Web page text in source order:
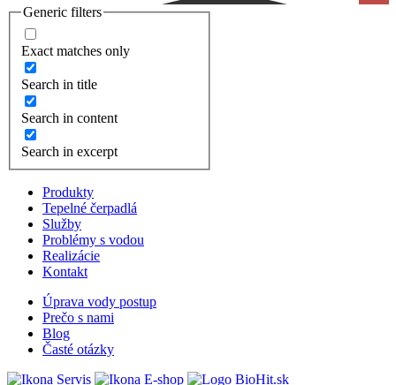
Generic filters
Exact matches only
Search in title
Search in content
Search in excerpt
Produkty
Tepelné čerpadlá
Služby
Problémy s vodou
Realizácie
Kontakt
Úprava vody postup
Prečo s nami
Blog
Časté otázky
Servis
E-shop